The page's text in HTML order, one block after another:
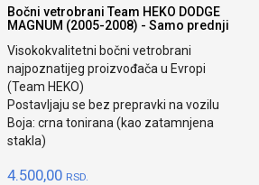
Bočni vetrobrani Team HEKO DODGE
MAGNUM (2005-2008) - Samo prednji
Visokokvalitetni bočni vetrobrani
najpoznatijeg proizvođača u Evropi
(Team HEKO)
Postavljaju se bez prepravki na vozilu
Boja: crna tonirana (kao zatamnjena
stakla)
4.500,00 RSD.